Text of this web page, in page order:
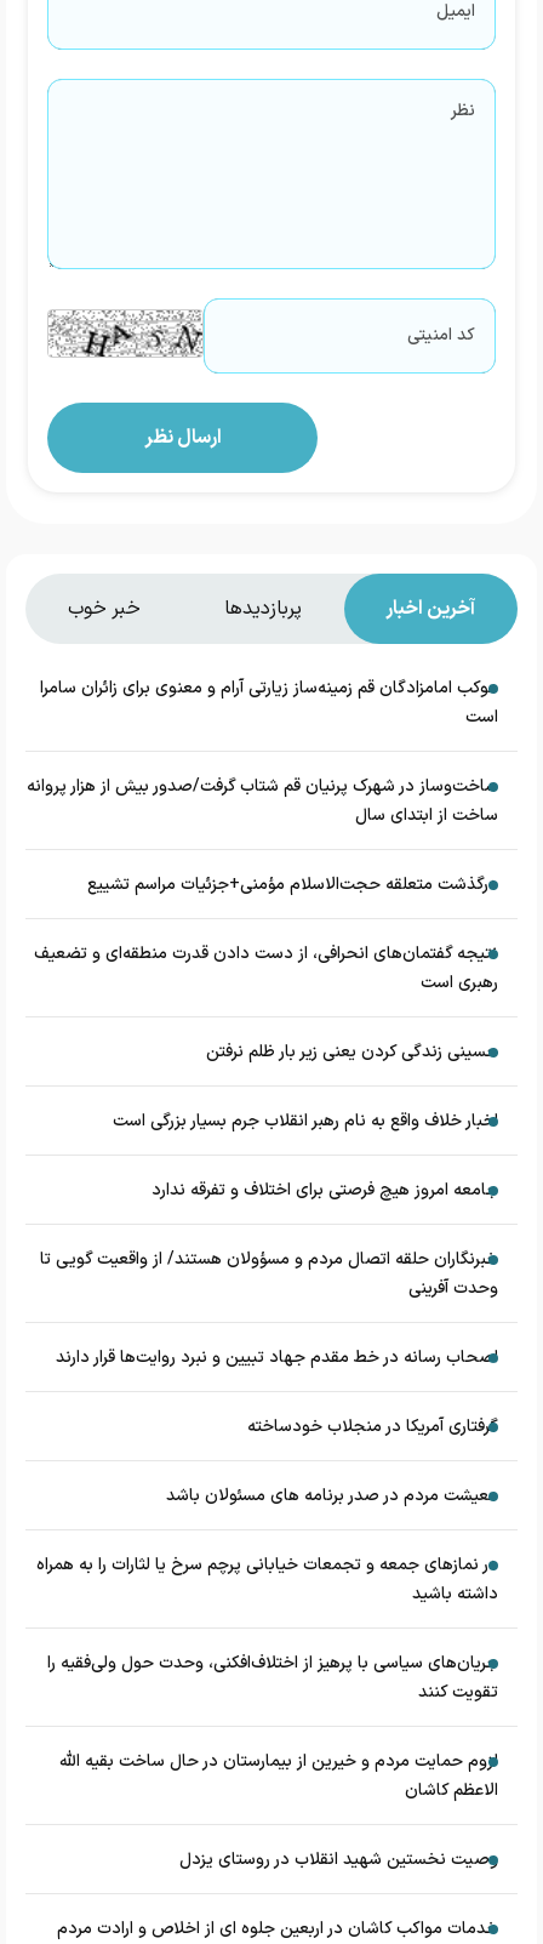
آخرین اخبار پربازدیدها خبر خوب
موکب امامزادگان قم زمینه‌ساز زیارتی آرام و معنوی برای زائران سامرا
است
ساخت‌وساز در شهرک پرنیان قم شتاب گرفت/صدور بیش از هزار پروانه
ساخت از ابتدای سال
درگذشت متعلقه حجت‌الاسلام مؤمنی+جزئیات مراسم تشییع
نتیجه گفتمان‌های انحرافی، از دست دادن قدرت منطقه‌ای و تضعیف
رهبری است
حسینی زندگی کردن یعنی زیر بار ظلم نرفتن
اخبار خلاف واقع به نام رهبر انقلاب جرم بسیار بزرگی است
جامعه امروز هیچ فرصتی برای اختلاف و تفرقه ندارد
خبرنگاران حلقه اتصال مردم و مسؤولان هستند/ از واقعیت گویی تا
وحدت آفرینی
اصحاب رسانه در خط مقدم جهاد تبیین و نبرد روایت‌ها قرار دارند
گرفتاری آمریکا در منجلاب خودساخته
معیشت مردم در صدر برنامه های مسئولان باشد
در نماز‌های جمعه و تجمعات خیابانی پرچم سرخ یا لثارات را به همراه
داشته باشید
جریان‌های سیاسی با پرهیز از اختلاف‌افکنی، وحدت حول ولی‌فقیه را
تقویت کنند
لزوم حمایت مردم و خیرین از بیمارستان در حال ساخت بقیه الله
الاعظم کاشان
وصیت نخستین شهید انقلاب در روستای یزدل
خدمات مواکب کاشان در اربعین جلوه ای از اخلاص و ارادت مردم